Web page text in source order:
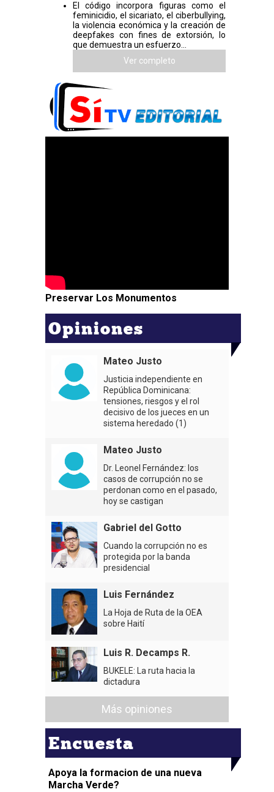
El código incorpora figuras como el
feminicidio, el sicariato, el ciberbullying,
la violencia económica y la creación de
deepfakes con fines de extorsión, lo
que demuestra un esfuerzo...
Ver completo
Preservar Los Monumentos
Opiniones
Mateo Justo
Justicia independiente en
República Dominicana:
tensiones, riesgos y el rol
decisivo de los jueces en un
sistema heredado (1)
Mateo Justo
Dr. Leonel Fernández: los
casos de corrupción no se
perdonan como en el pasado,
hoy se castigan
Gabriel del Gotto
Cuando la corrupción no es
protegida por la banda
presidencial
Luis Fernández
La Hoja de Ruta de la OEA
sobre Haití
Luis R. Decamps R.
BUKELE: La ruta hacia la
dictadura
Más opiniones
Encuesta
Apoya la formacion de una nueva
Marcha Verde?